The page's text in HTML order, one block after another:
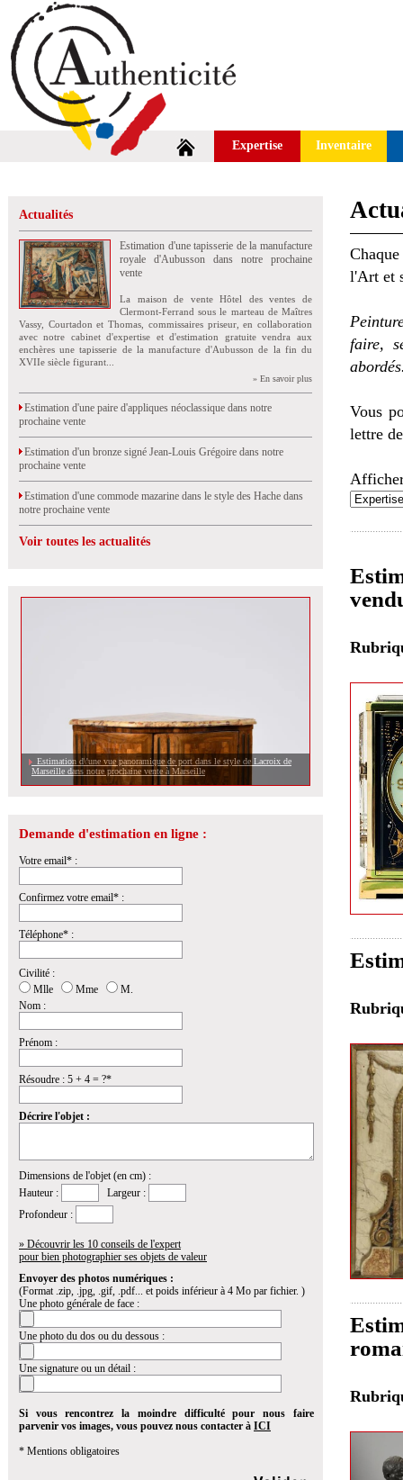
Expertise Inventaire
Actualités
Estimation d'une tapisserie de la manufacture
royale d'Aubusson dans notre prochaine
vente
La maison de vente Hôtel des ventes de
Clermont-Ferrand sous le marteau de Maîtres
Vassy, Courtadon et Thomas, commissaires priseur, en collaboration
avec notre cabinet d'expertise et d'estimation gratuite vendra aux
enchères une tapisserie de la manufacture d'Aubusson de la fin du
XVIIe siècle figurant...
» En savoir plus
Estimation d'une paire d'appliques néoclassique dans notre
prochaine vente
Estimation d'un bronze signé Jean-Louis Grégoire dans notre
prochaine vente
Estimation d'une commode mazarine dans le style des Hache dans
notre prochaine vente
Voir toutes les actualités
Estimation d\'une vue panoramique de port dans le style de Lacroix de
Marseille dans notre prochaine vente à Marseille
Demande d'estimation en ligne :
Votre email* :
Confirmez votre email* :
Téléphone* :
Civilité :
Mlle
Mme
M.
Nom :
Prénom :
Résoudre : 5 + 4 = ?*
Décrire l'objet :
Dimensions de l'objet (en cm) :
Hauteur :
Largeur :
Profondeur :
» Découvrir les 10 conseils de l'expert
pour bien photographier ses objets de valeur
Envoyer des photos numériques :
(Format .zip, .jpg, .gif, .pdf... et poids inférieur à 4 Mo par fichier. )
Une photo générale de face :
Une photo du dos ou du dessous :
Une signature ou un détail :
Si vous rencontrez la moindre difficulté pour nous faire
parvenir vos images, vous pouvez nous contacter à ICI
* Mentions obligatoires
l'Art et
faire,
Vous
lettre